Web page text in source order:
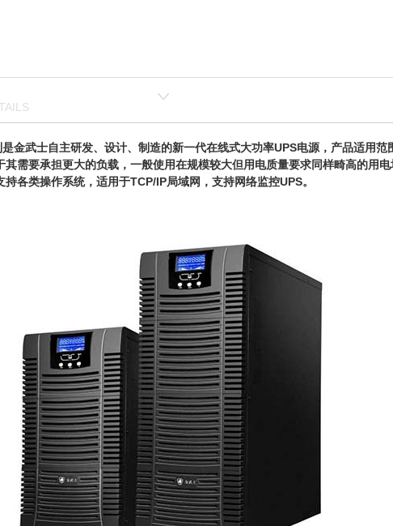
武士自主研发、设计、制造的新一代在线式大功率UPS电源，产品适用范
需要承担更大的负载，一般使用在规模较大但用电质量要求同样畸高的用
各类操作系统，适用于TCP/IP局域网，支持网络监控UPS。